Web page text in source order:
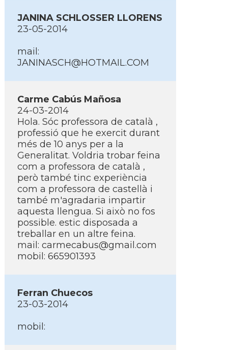
JANINA SCHLOSSER LLORENS
23-05-2014
mail:
JANINASCH@HOTMAIL.COM
Carme Cabús Mañosa
24-03-2014
Hola. Sóc professora de català ,
professió que he exercit durant
més de 10 anys per a la
Generalitat. Voldria trobar feina
com a professora de català ,
però també tinc experiència
com a professora de castellà i
també m'agradaria impartir
aquesta llengua. Si això no fos
possible. estic disposada a
treballar en un altre feina.
mail: carmecabus@gmail.com
mobil: 665901393
Ferran Chuecos
23-03-2014
mobil: